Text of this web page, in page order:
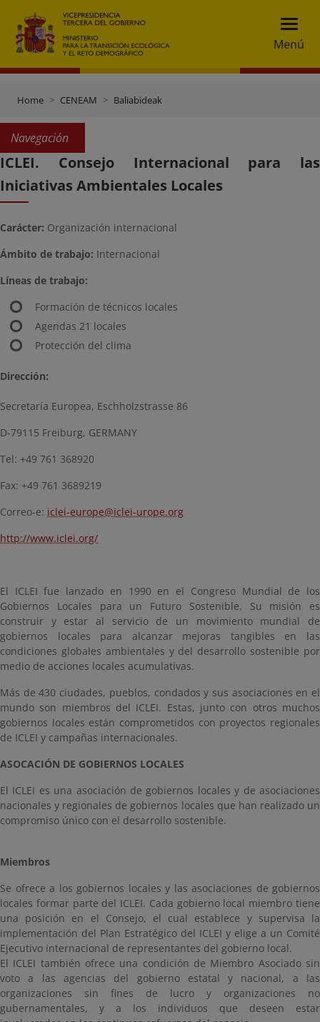
Menú
Home CENEAM Baliabideak
Navegación
ICLEI. Consejo Internacional para las
Iniciativas Ambientales Locales
Carácter: Organización internacional
Ámbito de trabajo: Internacional
Líneas de trabajo:
Formación de técnicos locales
Agendas 21 locales
Protección del clima
Dirección:
Secretaría Europea, Eschholzstrasse 86
D-79115 Freiburg, GERMANY
Tel: +49 761 368920
Fax: +49 761 3689219
Correo-e: iclei-europe@iclei-urope.org
http://www.iclei.org/
El ICLEI fue lanzado en 1990 en el Congreso Mundial de los
Gobiernos Locales para un Futuro Sostenible. Su misión es
construir y estar al servicio de un movimiento mundial de
gobiernos locales para alcanzar mejoras tangibles en las
condiciones globales ambientales y del desarrollo sostenible por
medio de acciones locales acumulativas.
Más de 430 ciudades, pueblos, condados y sus asociaciones en el
mundo son miembros del ICLEI. Estas, junto con otros muchos
gobiernos locales están comprometidos con proyectos regionales
de ICLEI y campañas internacionales.
ASOCACIÓN DE GOBIERNOS LOCALES
El ICLEI es una asociación de gobiernos locales y de asociaciones
nacionales y regionales de gobiernos locales que han realizado un
compromiso único con el desarrollo sostenible.
Miembros
Se ofrece a los gobiernos locales y las asociaciones de gobiernos
locales formar parte del ICLEI. Cada gobierno local miembro tiene
una posición en el Consejo, el cual establece y supervisa la
implementación del Plan Estratégico del ICLEI y elige a un Comité
Ejecutivo internacional de representantes del gobierno local.
El ICLEI también ofrece una condición de Miembro Asociado sin
voto a las agencias del gobierno estatal y nacional, a las
organizaciones sin fines de lucro y organizaciones no
gubernamentales, y a los individuos que deseen estar